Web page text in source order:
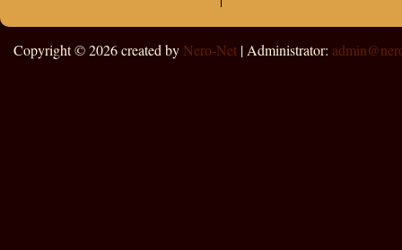
Copyright © 2026created by Nero-Net | Administrator: